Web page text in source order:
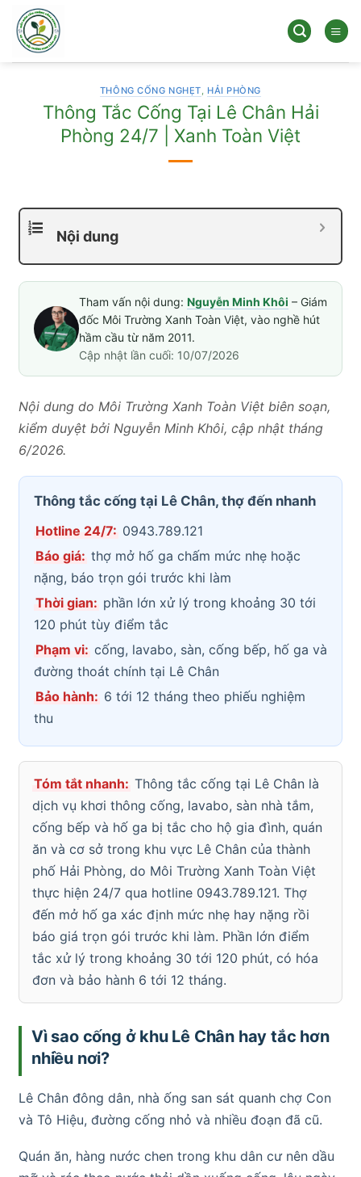
qua
dung
THÔNG CỐNG NGHẸT, HẢI PHÒNG
Thông Tắc Cống Tại Lê Chân Hải
Phòng 24/7 | Xanh Toàn Việt
Nội dung
Tham vấn nội dung: Nguyễn Minh Khôi – Giám
đốc Môi Trường Xanh Toàn Việt, vào nghề hút
hầm cầu từ năm 2011.
Cập nhật lần cuối: 10/07/2026
Nội dung do Môi Trường Xanh Toàn Việt biên soạn,
kiểm duyệt bởi Nguyễn Minh Khôi, cập nhật tháng
6/2026.
Thông tắc cống tại Lê Chân, thợ đến nhanh
Hotline 24/7: 0943.789.121
Báo giá: thợ mở hố ga chấm mức nhẹ hoặc
nặng, báo trọn gói trước khi làm
Thời gian: phần lớn xử lý trong khoảng 30 tới
120 phút tùy điểm tắc
Phạm vi: cống, lavabo, sàn, cống bếp, hố ga và
đường thoát chính tại Lê Chân
Bảo hành: 6 tới 12 tháng theo phiếu nghiệm
thu
Tóm tắt nhanh: Thông tắc cống tại Lê Chân là
dịch vụ khơi thông cống, lavabo, sàn nhà tắm,
cống bếp và hố ga bị tắc cho hộ gia đình, quán
ăn và cơ sở trong khu vực Lê Chân của thành
phố Hải Phòng, do Môi Trường Xanh Toàn Việt
thực hiện 24/7 qua hotline 0943.789.121. Thợ
đến mở hố ga xác định mức nhẹ hay nặng rồi
báo giá trọn gói trước khi làm. Phần lớn điểm
tắc xử lý trong khoảng 30 tới 120 phút, có hóa
đơn và bảo hành 6 tới 12 tháng.
Vì sao cống ở khu Lê Chân hay tắc hơn
nhiều nơi?
Lê Chân đông dân, nhà ống san sát quanh chợ Con
và Tô Hiệu, đường cống nhỏ và nhiều đoạn đã cũ.
Quán ăn, hàng nước chen trong khu dân cư nên dầu